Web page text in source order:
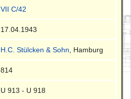
VII C/42
17.04.1943
H.C. Stülcken & Sohn , Hamburg
814
U 913 - U 918